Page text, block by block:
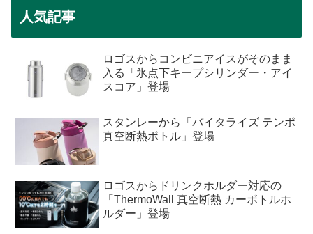
人気記事
ロゴスからコンビニアイスがそのまま
入る「氷点下キープシリンダー・アイ
スコア」登場
スタンレーから「バイタライズ テンポ
真空断熱ボトル」登場
ロゴスからドリンクホルダー対応の
「ThermoWall 真空断熱 カーボトルホ
ルダー」登場